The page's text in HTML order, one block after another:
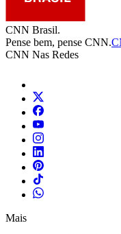
CNN Brasil.
Pense bem, pense CNN.
CNN Nas Redes
Mais